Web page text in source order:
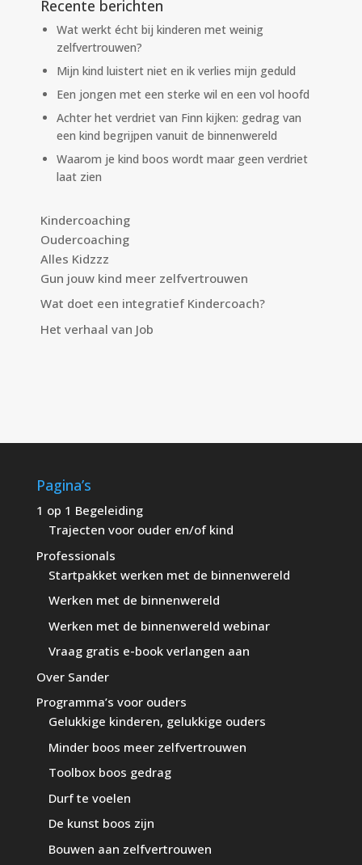
Recente berichten
Wat werkt écht bij kinderen met weinig
zelfvertrouwen?
Mijn kind luistert niet en ik verlies mijn geduld
Een jongen met een sterke wil en een vol hoofd
Achter het verdriet van Finn kijken: gedrag van
een kind begrijpen vanuit de binnenwereld
Waarom je kind boos wordt maar geen verdriet
laat zien
Kindercoaching
Oudercoaching
Alles Kidzzz
Gun jouw kind meer zelfvertrouwen
Wat doet een integratief Kindercoach?
Het verhaal van Job
Pagina’s
1 op 1 Begeleiding
Trajecten voor ouder en/of kind
Professionals
Startpakket werken met de binnenwereld
Werken met de binnenwereld
Werken met de binnenwereld webinar
Vraag gratis e-book verlangen aan
Over Sander
Programma’s voor ouders
Gelukkige kinderen, gelukkige ouders
Minder boos meer zelfvertrouwen
Toolbox boos gedrag
Durf te voelen
De kunst boos zijn
Bouwen aan zelfvertrouwen